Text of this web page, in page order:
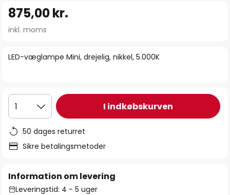
starten
billedgalleriet
LED-væglampe Mini, drejelig, nikkel, 5.000K
875,00 kr.
inkl. moms
1 I indkøbskurven
50 dages returret
Sikre betalingsmetoder
Information om levering
Leveringstid: 4 - 5 uger